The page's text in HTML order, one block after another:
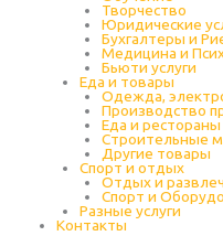
Творчество
Юридические
Бухгалтеры и
Медицина и
Бьюти услуги
Еда и товары
Одежда,
Производство
Еда и рестораны
Строительные
Другие товары
Спорт и отдых
Отдых и
Спорт и
Разные услуги
Контакты